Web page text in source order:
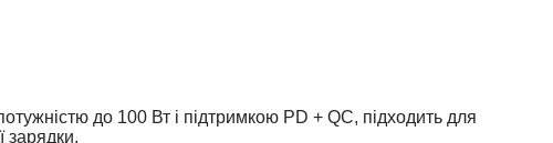
до 100 Вт і підтримкою PD + QC, підходить для
зарядки.